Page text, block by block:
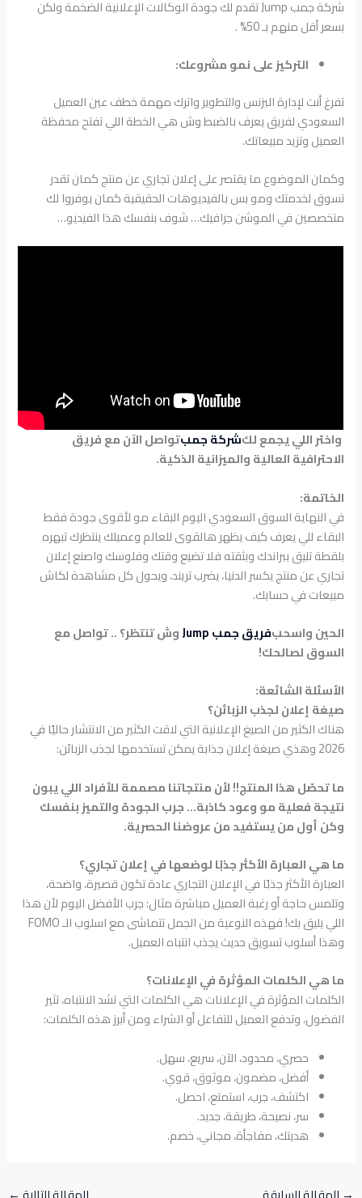
شركة جمب Jump تقدم لك جودة الوكالات الإعلانية الضخمة ولكن
بسعر أقل منهم بـ 50% .
التركيز على نمو مشروعك:
تفرغ أنت لإدارة البزنس والتطوير واترك مهمة خطف عين العميل
السعودي لفريق يعرف بالضبط وش هي الخطة اللي تفتح محفظة
العميل وتزيد مبيعاتك.
وكمان الموضوع ما يقتصر على إعلان تجاري عن منتج كمان تقدر
تسوق لخدمتك ومو بس بالفيديوهات الحقيقية كمان يوفروا لك
متخصصين في الموشن جرافيك… شوف بنفسك هذا الفيديو…
تواصل الآن مع فريقشركة جمبواختر اللي يجمع لك
الاحترافية العالية والميزانية الذكية.
الخاتمة:
في النهاية السوق السعودي اليوم البقاء مو لأقوى جودة فقط
البقاء للي يعرف كيف يظهر هالقوى للعالم وعميلك ينتظرك تبهره
بلقطة تليق ببراندك وبثقته فلا تضيع وقتك وفلوسك واصنع إعلان
تجاري عن منتج يكسر الدنيا، يضرب تريند، ويحول كل مشاهدة لكاش
مبيعات في حسابك.
وش تنتظر؟ .. تواصل مع
فريق جمب Jumpالحين واسحب
السوق لصالحك!
الأسئلة الشائعة:
صيغة إعلان لجذب الزبائن؟
هناك الكثير من الصيغ الإعلانية التي لاقت الكثير من الانتشار حاليًا في
2026 وهذي صيغة إعلان جذابة يمكن تستخدمها لجذب الزبائن:
ما تحصّل هذا المنتج!! لأن منتجاتنا مصممة للأفراد اللي يبون
نتيجة فعلية مو وعود كاذبة… جرب الجودة والتميز بنفسك
وكن أول من يستفيد من عروضنا الحصرية.
ما هي العبارة الأكثر جذبًا لوضعها في إعلان تجاري؟
العبارة الأكثر جذبًا في الإعلان التجاري عادة تكون قصيرة، واضحة،
وتلمس حاجة أو رغبة العميل مباشرة مثال: جرب الأفضل اليوم لأن هذا
اللي يليق بك! فهذه النوعية من الجمل تتماشى مع اسلوب الـ FOMO
وهذا أسلوب تسويق حديث يجذب انتباه العميل.
ما هي الكلمات المؤثرة في الإعلانات؟
الكلمات المؤثرة في الإعلانات هي الكلمات التي تشد الانتباه، تثير
الفضول، وتدفع العميل للتفاعل أو الشراء ومن أبرز هذه الكلمات:
حصري، محدود، الآن، سريع، سهل.
أفضل، مضمون، موثوق، قوي.
اكتشف، جرب، استمتع، احصل.
سر، نصيحة، طريقة، جديد.
هديتك، مفاجأة، مجاني، خصم.